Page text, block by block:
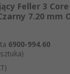
Feller 3
7.20 mm
6900-994.60